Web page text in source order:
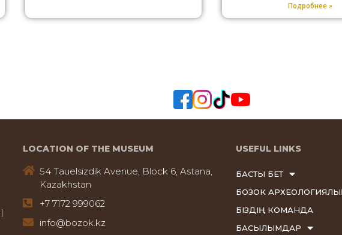
Подробнее »
LOCATION OF THE MUSEUM
54 Tauelsizdik Avenue, Block 6, Astana,
Kazakhstan
+7 7172 999062
info@bozok.kz
USEFUL LINKS
БАСТЫ БЕТ
БОЗОК
БІЗДІҢ КОМАНДА
БАСЫЛЫМДАР